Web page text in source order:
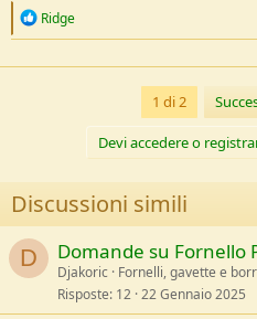
R
c
Ridge
1 di 2
Devi accedere o
Discussioni simili
D Domande su Fornello
Djakoric Fornelli, gavette e
Risposte 12 22 Gennaio 2025